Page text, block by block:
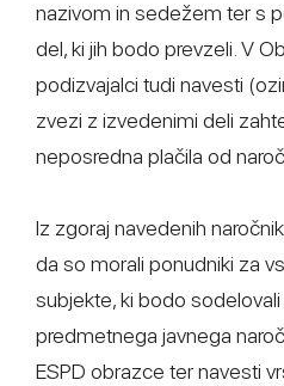
nazivom in sedežem ter s
del, ki jih bodo prevzeli. V
podizvajalci tudi navesti
zvezi z izvedenimi deli
neposredna plačila od
Iz zgoraj navedenih
da so morali ponudniki za
subjekte, ki bodo
predmetnega javnega
ESPD obrazce ter navesti